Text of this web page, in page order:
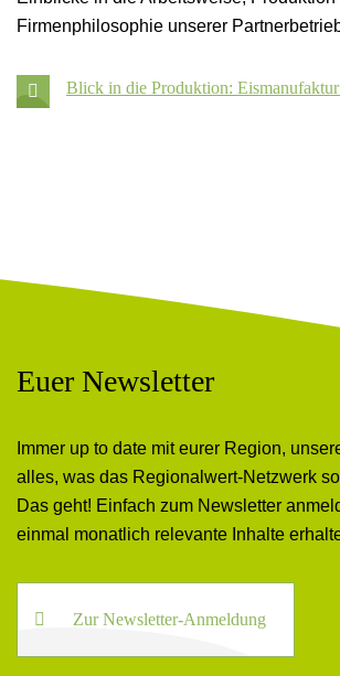
Firmenphilosophie unserer
Opens downoad in new tab
Blick in die Produktion:
Euer Newsletter
Immer up to date mit eurer Region,
alles, was das Regionalwert-Netzwerk
Das geht! Einfach zum Newsletter
einmal monatlich relevante Inhalte
Zur Newsletter-Anmeldung